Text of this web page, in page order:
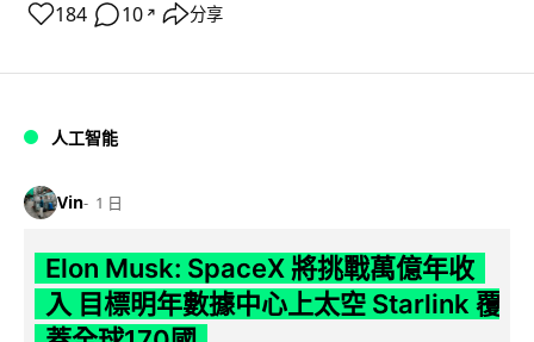
184 10 ↗ 分享
人工智能
Vin 1 日
Elon Musk: SpaceX 將挑戰萬億年收
入 目標明年數據中心上太空 Starlink 覆